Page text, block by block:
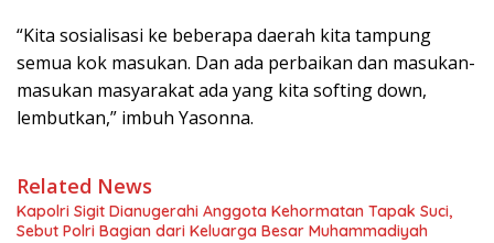
“Kita sosialisasi ke beberapa daerah kita tampung
semua kok masukan. Dan ada perbaikan dan masukan-
masukan masyarakat ada yang kita softing down,
lembutkan,” imbuh Yasonna.
Related News
Kapolri Sigit Dianugerahi Anggota Kehormatan Tapak Suci,
Sebut Polri Bagian dari Keluarga Besar Muhammadiyah